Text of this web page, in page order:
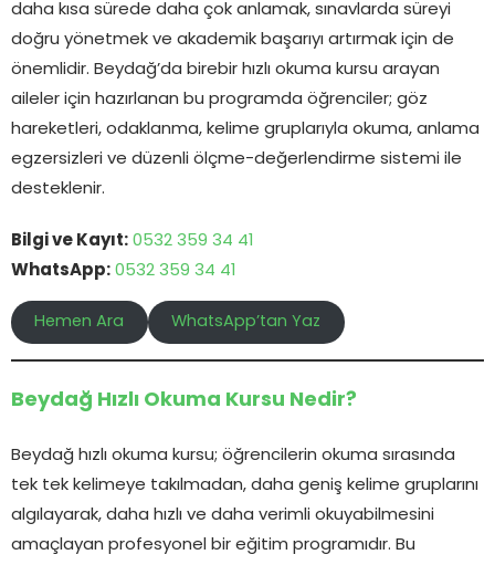
daha kısa sürede daha çok anlamak, sınavlarda süreyi
doğru yönetmek ve akademik başarıyı artırmak için de
önemlidir. Beydağ’da birebir hızlı okuma kursu arayan
aileler için hazırlanan bu programda öğrenciler; göz
hareketleri, odaklanma, kelime gruplarıyla okuma, anlama
egzersizleri ve düzenli ölçme-değerlendirme sistemi ile
desteklenir.
Bilgi ve Kayıt: 0532 359 34 41
WhatsApp: 0532 359 34 41
Hemen Ara WhatsApp’tan Yaz
Beydağ Hızlı Okuma Kursu Nedir?
Beydağ hızlı okuma kursu; öğrencilerin okuma sırasında
tek tek kelimeye takılmadan, daha geniş kelime gruplarını
algılayarak, daha hızlı ve daha verimli okuyabilmesini
amaçlayan profesyonel bir eğitim programıdır. Bu